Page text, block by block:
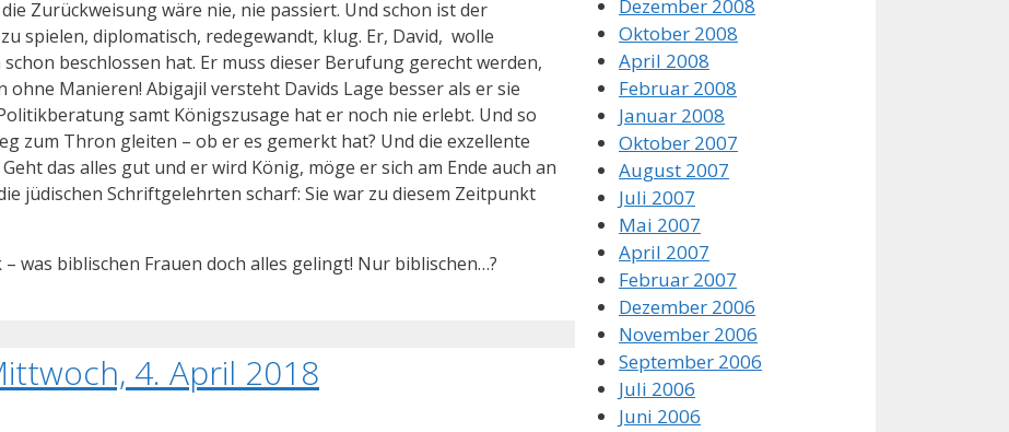
Zurückweisung wäre nie, nie passiert. Und schon ist der
spielen, diplomatisch, redegewandt, klug. Er, David, wolle
beschlossen hat. Er muss dieser Berufung gerecht werden,
Manieren! Abigajil versteht Davids Lage besser als er sie
samt Königszusage hat er noch nie erlebt. Und so
zum Thron gleiten – ob er es gemerkt hat? Und die exzellente
das alles gut und er wird König, möge er sich am Ende auch an
jüdischen Schriftgelehrten scharf: Sie war zu diesem Zeitpunkt
was biblischen Frauen doch alles gelingt! Nur biblischen…?
4. April 2018
Dezember 2008
Oktober 2008
April 2008
Februar 2008
Januar 2008
Oktober 2007
August 2007
Juli 2007
Mai 2007
April 2007
Februar 2007
Dezember 2006
November 2006
September 2006
Juli 2006
Juni 2006